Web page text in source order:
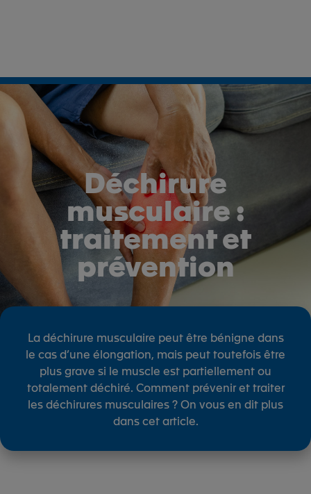
Déchirure
musculaire :
traitement et
prévention
La déchirure musculaire peut être bénigne dans
le cas d’une élongation, mais peut toutefois être
plus grave si le muscle est partiellement ou
totalement déchiré. Comment prévenir et traiter
les déchirures musculaires ? On vous en dit plus
dans cet article.